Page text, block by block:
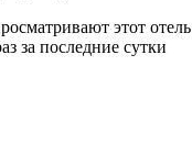
этот отель
за последние сутки